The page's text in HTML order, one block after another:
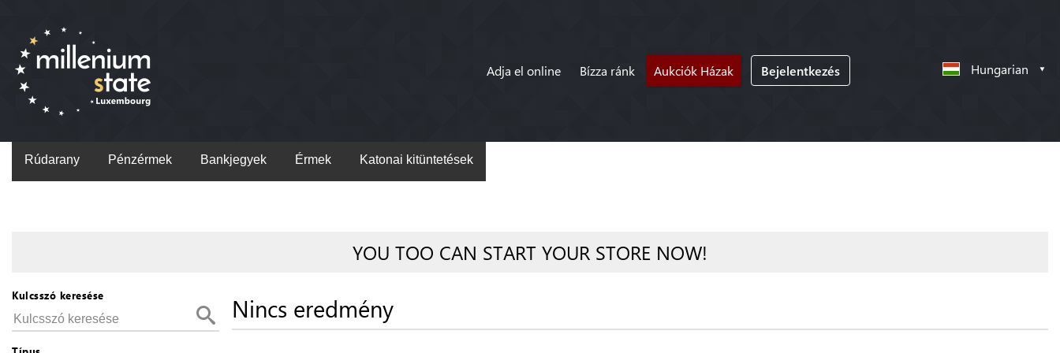
Adja el online Bízza ránk Aukciók Házak Bejelentkezés Hungarian
Rúdarany Pénzérmek Bankjegyek Érmek Katonai kitüntetések
YOU TOO CAN START YOUR STORE NOW!
Kulcsszó keresése Nincs eredmény